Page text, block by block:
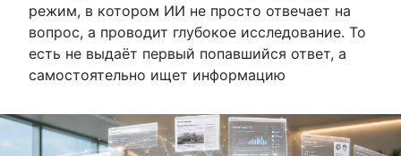
режим, в котором ИИ не просто отвечает на
вопрос, а проводит глубокое исследование. То
есть не выдаёт первый попавшийся ответ, а
самостоятельно ищет информацию